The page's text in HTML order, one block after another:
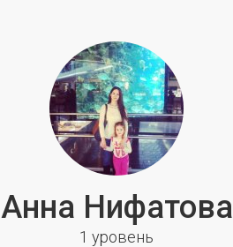
Анна Нифатова
1 уровень